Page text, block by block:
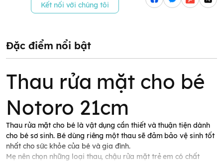
Kết nối với chúng tôi
Đặc điểm nổi bật
Thau rửa mặt cho bé
Notoro 21cm
Thau rửa mặt cho bé là vật dụng cần thiết và thuận tiện dành
cho bé sơ sinh. Bé dùng riêng một thau sẽ đảm bảo vệ sinh tốt
nhất cho sức khỏe của bé và gia đình.
Mẹ nên chọn những loại thau, chậu rửa mặt trẻ em có chất